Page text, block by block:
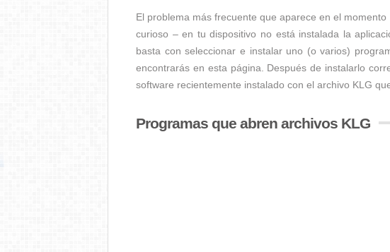
El problema más frecuente que aparece en el
curioso – en tu dispositivo no está instalada la
basta con seleccionar e instalar uno (o varios)
encontrarás en esta página. Después de instalarlo
software recientemente instalado con el archivo KLG
Programas que abren archivos KLG